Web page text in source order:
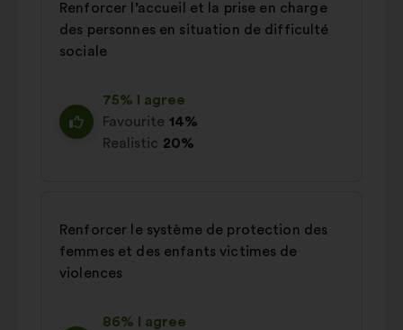
Renforcer l’accueil et la prise en charge
des personnes en situation de difficulté
sociale
75% I agree
Favourite 14%
Realistic 20%
Renforcer le système de protection des
femmes et des enfants victimes de
violences
86% I agree